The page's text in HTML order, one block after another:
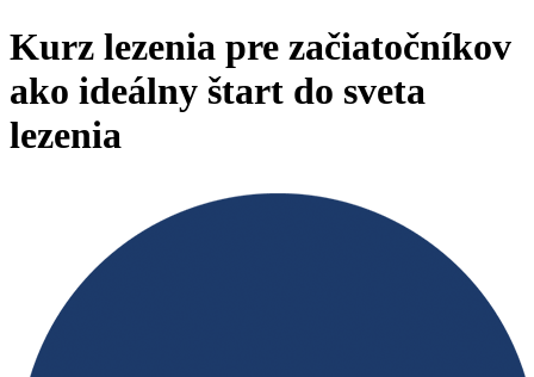
Kurz lezenia pre začiatočníkov
ako ideálny štart do sveta
lezenia